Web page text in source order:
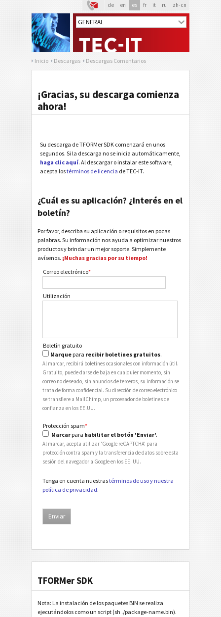
de en es fr it ru zh-cn
Inicio Descargas Descargas Comentarios
¡Gracias, su descarga comienza
ahora!
Su descarga de TFORMer SDK comenzará en unos
segundos. Si la descarga no se inicia automáticamente,
haga clic aquí. Al descargar o instalar este software,
acepta lostérminos de licencia de TEC-IT.
¿Cuál es su aplicación? ¿Interés en el
boletín?
Por favor, describa su aplicación o requisitos en pocas
palabras. Su información nos ayuda a optimizar nuestros
productos y brindar un mejor soporte. Simplemente
avísenos. ¡Muchas gracias por su tiempo!
Correo electrónico*
Utilización
Boletín gratuito
Marque para recibir boletines gratuitos.
Al marcar, recibirá boletines ocasionales con información útil.
Gratuito, puede darse de baja en cualquier momento, sin
correo no deseado, sin anuncios de terceros, su información se
trata de forma confidencial. Su dirección de correo electrónico
se transfiere a MailChimp, un procesador de boletines de
confianza en los EE.UU.
Protección spam*
Marcar para habilitar el botón 'Enviar'.
Al marcar, acepta utilizar 'Google reCAPTCHA' para
protección contra spam y la transferencia de datos sobre esta
sesión del navegador a Google en los EE. UU.
Tenga en cuenta nuestrastérminos de uso y nuestra
política de privacidad.
TFORMer SDK
Nota: La instalación de los paquetes BIN se realiza
ejecutándolos como un script (sh ./package-name.bin).